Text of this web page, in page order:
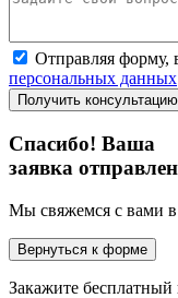
Отправляя форму,
персональных данных
Получить консультацию
Спасибо! Ваша
заявка
Мы свяжемся с вами
Вернуться к форме
Закажите